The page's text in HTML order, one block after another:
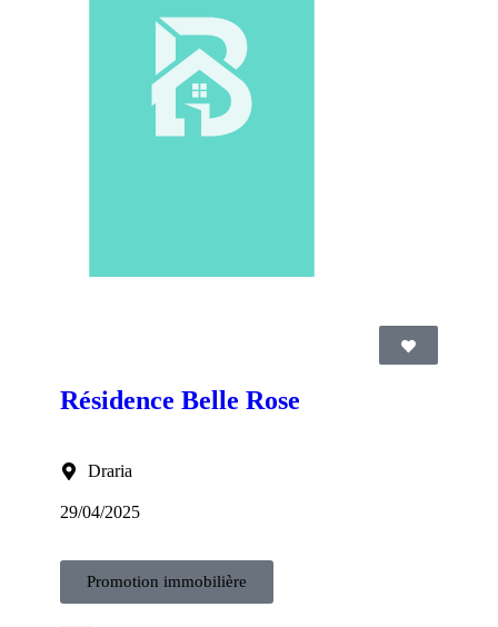
Résidence Belle Rose
Draria
29/04/2025
Promotion immobilière